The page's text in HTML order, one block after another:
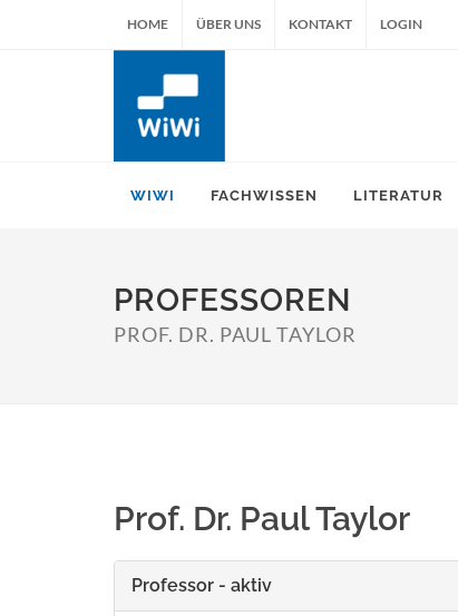
HOME ÜBER UNS KONTAKT LOGIN
WIWI FACHWISSEN LITERATUR
PROFESSOREN
PROF. DR. PAUL TAYLOR
Prof. Dr. Paul Taylor
Professor - aktiv